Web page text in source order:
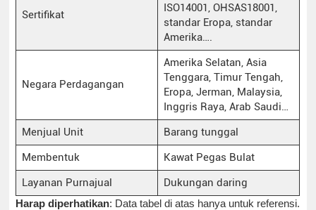
Sertifikat
ISO14001, OHSAS18001,
standar Eropa, standar
Amerika….
Negara Perdagangan
Amerika Selatan, Asia
Tenggara, Timur Tengah,
Eropa, Jerman, Malaysia,
Inggris Raya, Arab Saudi…
Menjual Unit
Barang tunggal
Membentuk
Kawat Pegas Bulat
Layanan Purnajual
Dukungan daring
Harap diperhatikan: Data tabel di atas hanya untuk referensi.